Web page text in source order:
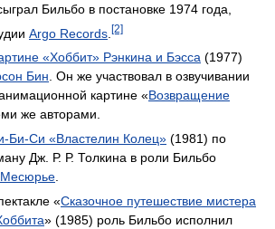
Бильбо в постановке 1974 года,
Argo Records [2]
«Хоббит» Рэнкина и Бэсса (1977)
Бин. Он же участвовал в озвучивании
картине «Возвращение
же авторами.
Би-Си «Властелин Колец» (1981) по
Дж. Р. Р. Толкина в роли Бильбо
.
«Сказочное путешествие мистера
» (1985) роль Бильбо исполнил